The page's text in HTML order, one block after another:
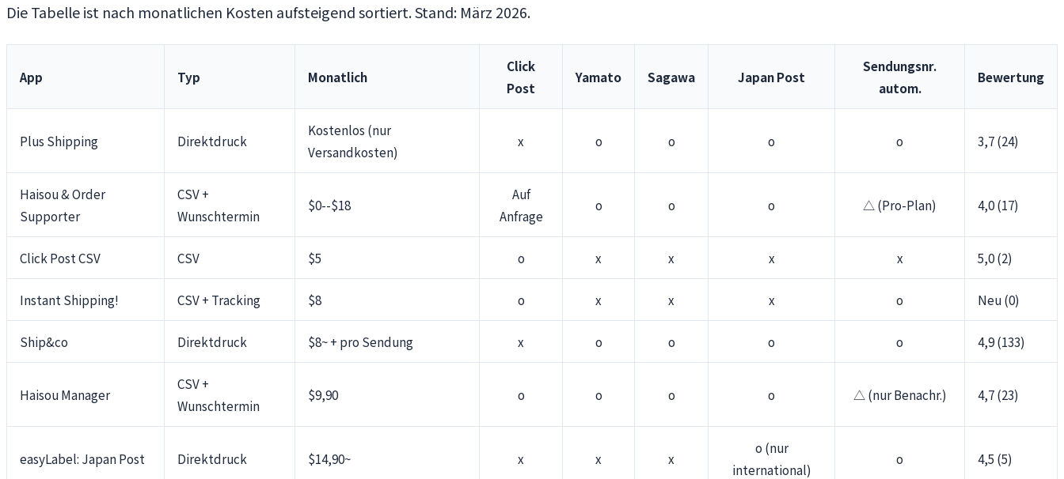
Die Tabelle ist nach monatlichen Kosten aufsteigend sortiert. Stand: März 2026.
App Typ Monatlich
Click
Post
Yamato Sagawa Japan Post
Sendungsnr.
autom.
Bewertung
Plus Shipping Direktdruck
Kostenlos (nur
Versandkosten)
x o o o o 3,7 (24)
Haisou & Order
Supporter
CSV +
Wunschtermin
$0--$18
Auf
Anfrage
o o o △ (Pro-Plan) 4,0 (17)
Click Post CSV CSV $5 o x x x x 5,0 (2)
Instant Shipping! CSV + Tracking $8 o x x x o Neu (0)
Ship&co Direktdruck $8~ + pro Sendung x o o o o 4,9 (133)
Haisou Manager
CSV +
Wunschtermin
$9,90 o o o o △ (nur Benachr.) 4,7 (23)
easyLabel: Japan Post Direktdruck $14,90~ x x x
o (nur
international)
o 4,5 (5)